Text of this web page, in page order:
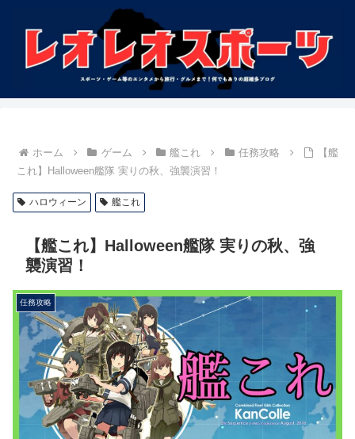
ホーム ゲーム 艦これ 任務攻略
【艦
これ】Halloween艦隊 実りの秋、強襲演習！
ハロウィーン 艦これ
【艦これ】Halloween艦隊 実りの秋、強
襲演習！
任務攻略